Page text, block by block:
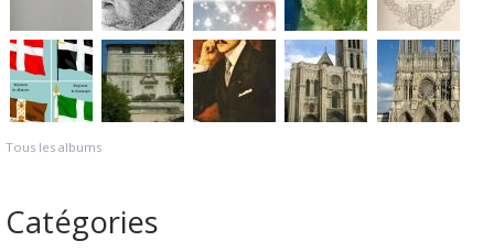
Tous les albums
Catégories